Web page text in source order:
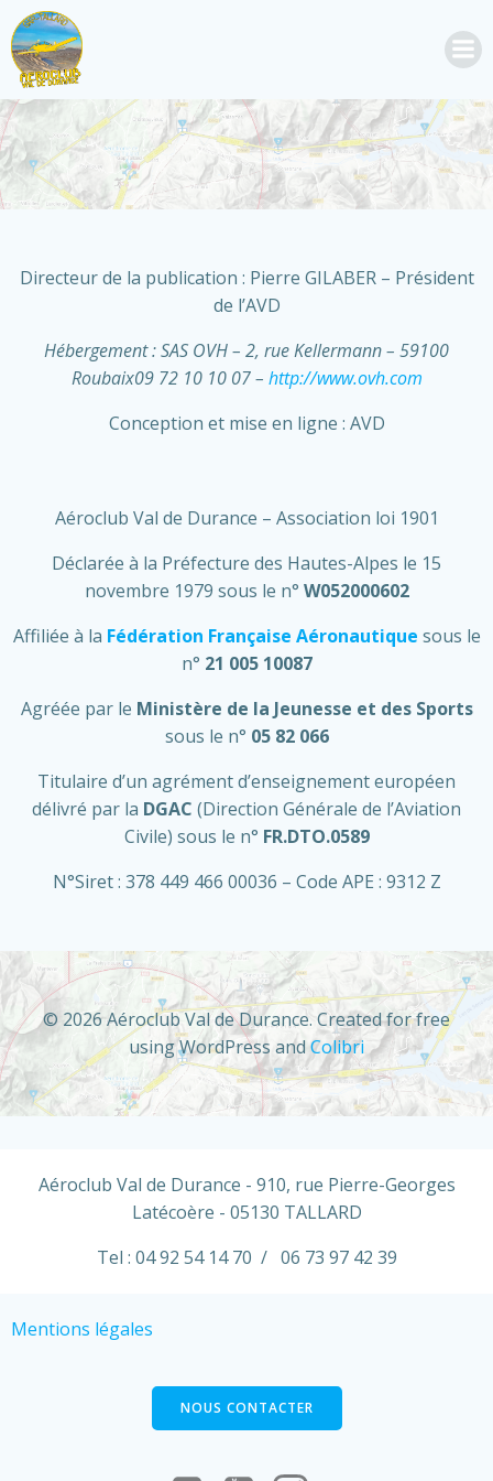
Directeur de la publication : Pierre GILABER – Président
de l’AVD
Hébergement : SAS OVH – 2, rue Kellermann – 59100
Roubaix09 72 10 10 07 – http://www.ovh.com
Conception et mise en ligne : AVD
Aéroclub Val de Durance – Association loi 1901
Déclarée à la Préfecture des Hautes-Alpes le 15
novembre 1979 sous le n° W052000602
Affiliée à la Fédération Française Aéronautique sous le
n° 21 005 10087
Agréée par le Ministère de la Jeunesse et des Sports
sous le n° 05 82 066
Titulaire d’un agrément d’enseignement européen
délivré par la DGAC (Direction Générale de l’Aviation
Civile) sous le n° FR.DTO.0589
N°Siret : 378 449 466 00036 – Code APE : 9312 Z
© 2026 Aéroclub Val de Durance. Created for free
using WordPress andColibri
Aéroclub Val de Durance - 910, rue Pierre-Georges
Latécoère - 05130 TALLARD
Tel : 04 92 54 14 70 / 06 73 97 42 39
Mentions légales
NOUS CONTACTER